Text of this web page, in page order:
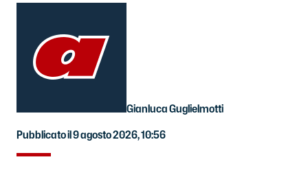
Gianluca Guglielmotti
Pubblicato il 9 agosto 2026, 10:56